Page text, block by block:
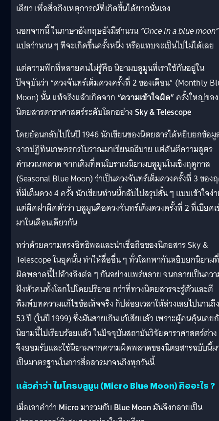
เดียว เพื่อสื่อถึงเหตุการณ์ที่เกิดขึ้นได้ยากนั่นเอง
นอกจากนี้ ในภาษาอังกฤษยังมีสำนวน “Once in a blue moon”
แปลว่านาน ๆ ทีจะเกิดขึ้นครั้งหนึ่ง หรือแทบจะเป็นไปไม่ได้เลย
แต่ความพีกที่หลายคนไม่รู้คือ นิยามบลูมูนที่เราใช้กันอยู่ใน
ปัจจุบันว่า “ดวงจันทร์เต็มดวงครั้งที่ 2 ของเดือน” (Monthly
Moon) นั้น แท้จริงแล้วเกิดจาก “ความเข้าใจผิด” ครั้งใหญ่ของ
นิตยสารดาราศาสตร์ระดับโลกอย่างSky & Telescope
โดยย้อนกลับไปในปี 1946 นักเขียนของนิตยสารได้หยิบยกข้อมู
จากปฏิทินเกษตรกรโบราณมาเขียนอธิบาย แต่ดันตีความสูตร
คำนวณพลาด จากเดิมที่คนโบราณนิยามบลูมูนในเชิงฤดูกาล
(Seasonal Blue Moon) ว่าเป็นดวงจันทร์เต็มดวงครั้งที่ 3 ของ
ที่มีเต็มดวง 4 ครั้ง นักเขียนท่านนี้กลับไปสรุปสั้น ๆ แบบเข้าใจง่
แต่ผิดฝาผิดตัวว่า บลูมูนคือดวงจันทร์เต็มดวงครั้งที่ 2 ที่เบียดเ
มาในเดือนเดียวกัน
ทว่าด้วยความทรงอิทธิพลและน่าเชื่อถือของนิตยสาร Sky &
Telescope ในยุคนั้น ทำให้สื่ออื่น ๆ ทั่วโลกพากันหยิบยกนิยามที่
ผิดพลาดนี้ไปอ้างอิงต่อ ๆ กันอย่างแพร่หลาย จนกลายเป็นคว
ฝังหัวคนทั้งโลกไปโดยปริยาย กว่าที่ทางนิตยสารจะรู้ตัวและตี
พิมพ์บทความแก้ไขข้อเท็จจริง ก็ปล่อยเวลาให้ล่วงเลยไปนานถึง
53 ปี (ในปี 1999) ซึ่งมันสายเกินแก้เสียแล้ว เพราะผู้คนคุ้นเคย
นิยามนี้ไปเรียบร้อยแล้ว ในปัจจุบันสถาบันวิจัยดาราศาสตร์ต่า
จึงยอมรับและใช้นิยามจากความผิดพลาดของนิตยสารฉบับนี้ม
เป็นมาตรฐานในการสื่อสารมาจนถึงทุกวันนี้
แล้วคำว่า ไมโครบลูมูน (Micro Blue Moon) คืออะไร ?
เมื่อเอาคำว่า Microมารวมกับ Blue Moonมันจึงกลายเป็น